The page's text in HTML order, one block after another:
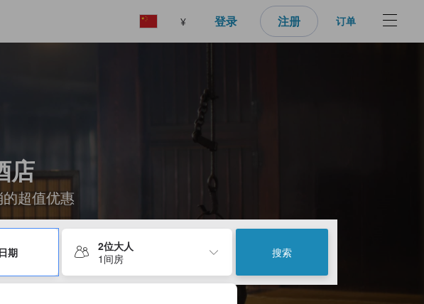
¥ 登录 注册 订单
店
超值优惠
期
2位大人
1间房
搜索